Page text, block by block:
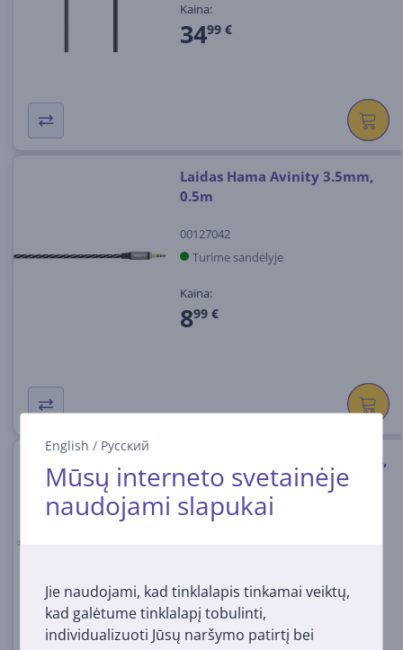
English / Русский
Mūsų interneto svetainėje
naudojami slapukai
Jie naudojami, kad tinklalapis tinkamai veiktų,
kad galėtume tinklalapį tobulinti,
individualizuoti Jūsų naršymo patirtį bei
Kaina:
3499 €
Laidas Hama Avinity 3.5mm,
0.5m
00127042
Turime sandėlyje
Kaina:
899 €
Laidas Hama Anvinity, optinis,
1.5m, 00127112
00127112
1299 €